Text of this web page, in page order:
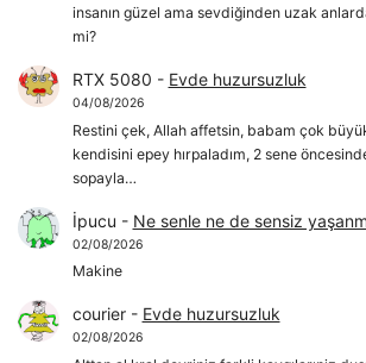
insanın güzel ama sevdiğinden uzak
mi?
RTX 5080 - Evde huzursuzluk
04/08/2026
Restini çek, Allah affetsin, babam çok
kendisini epey hırpaladım, 2 sene
sopayla…
İpucu - Ne senle ne de sensiz
02/08/2026
Makine
courier- Evde huzursuzluk
02/08/2026